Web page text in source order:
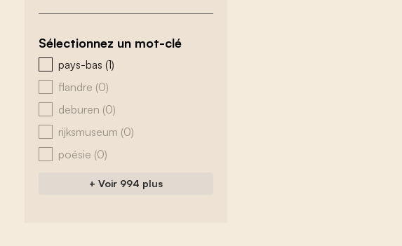
Sélectionnez un mot-clé
zoeken - tags
pays-bas (1)
flandre (0)
deburen (0)
rijksmuseum (0)
poésie (0)
+ Voir 994 plus